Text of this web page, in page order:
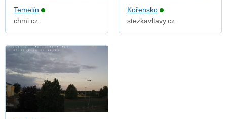
Temelín
chmi.cz
Kořensko
stezkavltavy.cz